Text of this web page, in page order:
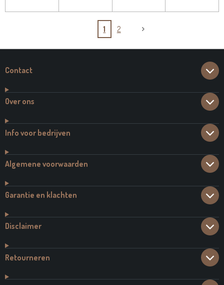
1 2
Contact
Over ons
Info voor bedrijven
Algemene voorwaarden
Garantie en klachten
Disclaimer
Retourneren